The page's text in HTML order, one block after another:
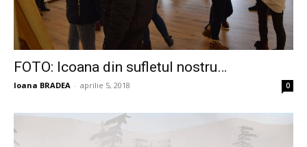
FOTO: Icoana din sufletul nostru…
Ioana BRADEA - aprilie 5, 2018 0